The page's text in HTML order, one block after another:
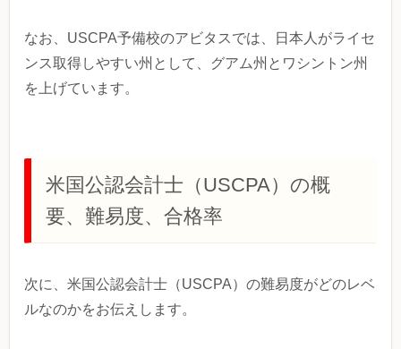
なお、USCPA予備校のアビタスでは、日本人がライセ
ンス取得しやすい州として、グアム州とワシントン州
を上げています。
米国公認会計士（USCPA）の概
要、難易度、合格率
次に、米国公認会計士（USCPA）の難易度がどのレベ
ルなのかをお伝えします。